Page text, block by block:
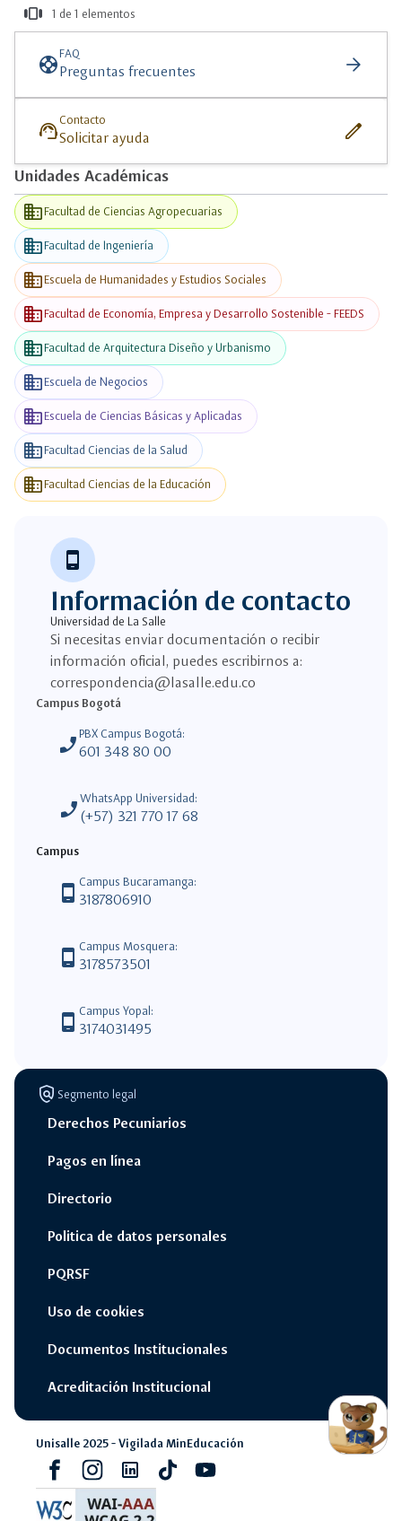
view_carousel
más
información
1 de 1 elementos
supportFAQ
Preguntas frecuentes arrow_forward
support_agent Contacto
Solicitar ayuda edit
Unidades Académicas
businessFacultad de Ciencias Agropecuarias
businessFacultad de Ingeniería
businessEscuela de Humanidades y Estudios Sociales
businessFacultad de Economía, Empresa y Desarrollo Sostenible - FEEDS
businessFacultad de Arquitectura Diseño y Urbanismo
businessEscuela de Negocios
businessEscuela de Ciencias Básicas y Aplicadas
businessFacultad Ciencias de la Salud
businessFacultad Ciencias de la Educación
close
navigate_next Campus Unisalle Virtual
rápidas
phone_android
Información de contacto
Universidad de La Salle
Si necesitas enviar documentación o recibir
información oficial, puedes escribirnos a:
correspondencia@lasalle.edu.co
Campus Bogotá
phone_enabled PBX Campus Bogotá:
601 348 80 00
phone_enabled WhatsApp Universidad:
(+57) 321 770 17 68
Campus
phone_android Campus Bucaramanga:
3187806910
phone_android Campus Mosquera:
3178573501
phone_android Campus Yopal:
3174031495
policy Segmento legal
Derechos Pecuniarios
Pagos en línea
Directorio
Politica de datos personales
PQRSF
Uso de cookies
Documentos Institucionales
Acreditación Institucional
Unisalle 2025 - Vigilada MinEducación
FacebookInstagramLinkedinTiktokyoutube